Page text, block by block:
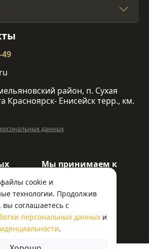
cookie и
технологии. Продолжив
вы соглашаетесь с
персональных данных и
.
49
район, п. Сухая
Красноярск- Енисейск терр., км.
данных
Мы принимаем к
ООО «Гриффин»